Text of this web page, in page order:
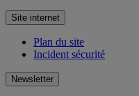
Site internet
Plan du site
Incident sécurité
Newsletter